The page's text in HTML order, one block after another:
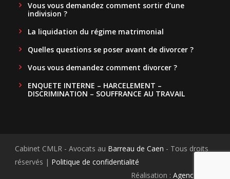
Vous vous demandez comment sortir d’une
indivision ?
La liquidation du régime matrimonial
Quelles questions se poser avant de divorcer ?
Vous vous demandez comment divorcer ?
ENQUETE INTERNE – HARCELEMENT –
DISCRIMINATION – SOUFFRANCE AU TRAVAIL
Cabinet CMLR - Avocats au Barreau de Caen - Tous droits
réservés | Politique de confidentialité
Réalisation : Agence.Guru